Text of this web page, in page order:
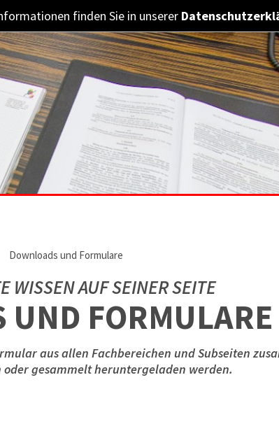
finden Sie in unserer
Downloads und Formulare
WISSEN AUF SEINER SEITE
UND FORMULARE
aus allen Fachbereichen und Subseiten
gesammelt heruntergeladen werden.